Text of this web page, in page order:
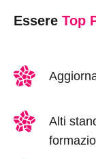
Essere Top
Alti